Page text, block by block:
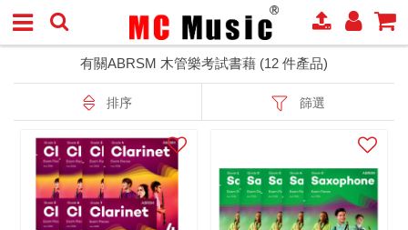
有關ABRSM 木管樂考試書藉 (12 件產品)
排序 篩選